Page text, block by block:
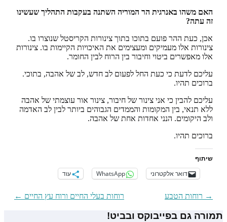
האם משהו באנרגית הר המוריה השתנה בעקבות התהליך שעשינו
זה עתה?
אכן, כעת ההר פועם בתוכו בתוך צינורות הקריסטל שנוצרו בו.
צינורות אלו מעמיקים ומעצימים את האיכויות הקיימות בו. צינורות
אלו מאפשרים ביטוי וחיבור בין הרוח לבין החומר.
עליכם לדעת כי כעת החל לפעום לב חדש, לב של אהבה, בתוכי.
ברוכים תהיו.
עליכם להבין כי אני צינור של חיבור, צינור אור עוצמתי של אהבה
ללא תנאי, בין המקומות והממדים הגבוהים ביותר לבין לב האדמה
ולב היקומים. הנני אחדות אחת של אהבה.
ברוכים תהיו.
שיתוף
דואר אלקטרוני WhatsApp עוד
ניווט
פוסטים
→ רוחות הטבע רוחות בעלי החיים ורוח עץ החיים ←
תמורה גם בפייבוקס ובביט!